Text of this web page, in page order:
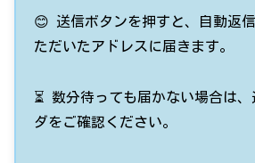
😊 送信ボタンを押すと、自動返
ただいたアドレスに届きます。
⏳ 数分待っても届かない場合は
ダをご確認ください。